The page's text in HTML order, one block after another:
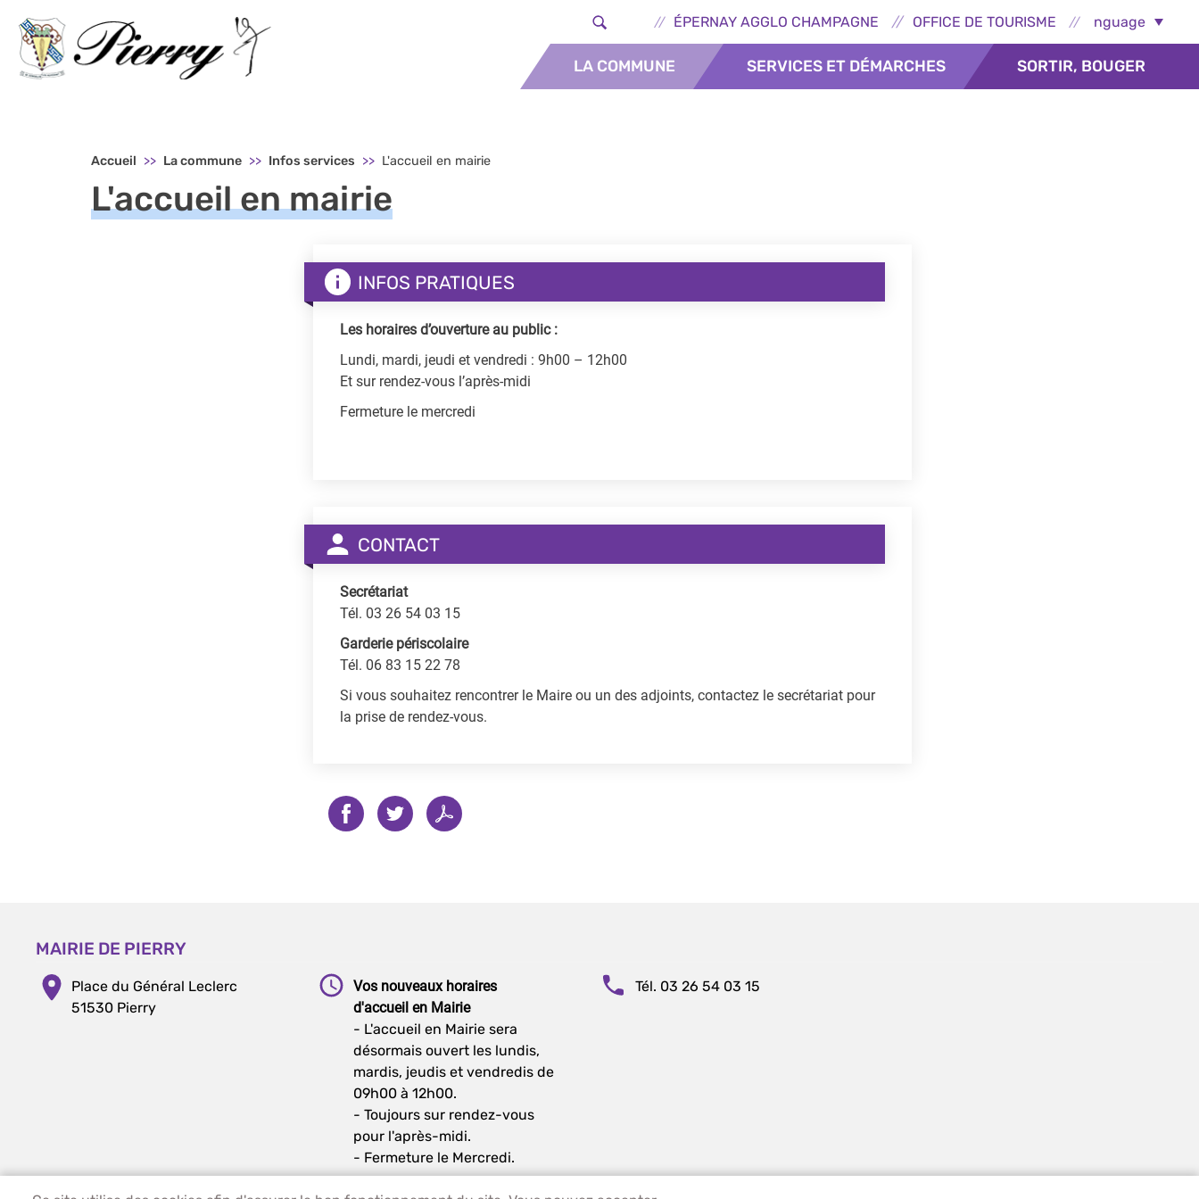
Aller au contenu principal
Header - Liens externes - Épernay
ÉPERNAY AGGLO CHAMPAGNE OFFICE DE TOURISMESelect Language
Menu principal - Pierry LA COMMUNE SERVICES ET DÉMARCHES SORTIR, BOUGER
Accueil La commune Infos services L'accueil en mairie
L'accueil en mairie
INFOS PRATIQUES
Les horaires d’ouverture au public :
Lundi, mardi, jeudi et vendredi : 9h00 – 12h00
Et sur rendez-vous l’après-midi
Fermeture le mercredi
CONTACT
Secrétariat
Tél. 03 26 54 03 15
Garderie périscolaire
Tél. 06 83 15 22 78
Si vous souhaitez rencontrer le Maire ou un des adjoints, contactez le secrétariat pour
la prise de rendez-vous.
MAIRIE DE PIERRY
Place du Général Leclerc
51530 Pierry
Vos nouveaux horaires
d'accueil en Mairie
- L'accueil en Mairie sera
désormais ouvert les lundis,
mardis, jeudis et vendredis de
09h00 à 12h00.
- Toujours sur rendez-vous
pour l'après-midi.
- Fermeture le Mercredi.
Tél. 03 26 54 03 15